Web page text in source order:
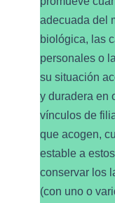
adecuada del
biológica, las
personales o
su situación
y duradera en
vínculos de
que acogen,
estable a
conservar los
(con uno o